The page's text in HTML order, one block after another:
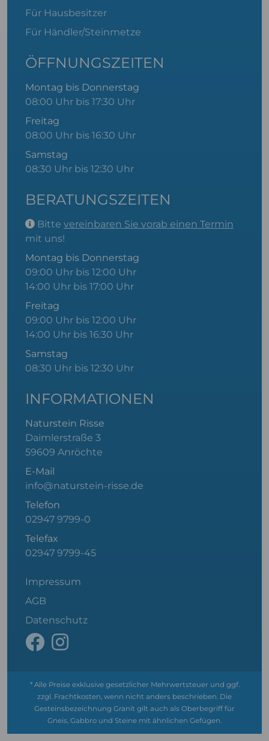
Für Hausbesitzer
Für Händler/Steinmetze
ÖFFNUNGSZEITEN
Montag bis Donnerstag
08:00 Uhr bis 17:30 Uhr
Freitag
08:00 Uhr bis 16:30 Uhr
Samstag
08:30 Uhr bis 12:30 Uhr
BERATUNGSZEITEN
Bitte vereinbaren Sie vorab einen Termin
mit uns!
Montag bis Donnerstag
09:00 Uhr bis 12:00 Uhr
14:00 Uhr bis 17:00 Uhr
Freitag
09:00 Uhr bis 12:00 Uhr
14:00 Uhr bis 16:30 Uhr
Samstag
08:30 Uhr bis 12:30 Uhr
INFORMATIONEN
Naturstein Risse
Daimlerstraße 3
59609 Anröchte
E-Mail
info@naturstein-risse.de
Telefon
02947 9799-0
Telefax
02947 9799-45
Impressum
AGB
Datenschutz
* Alle Preise exklusive gesetzlicher Mehrwertsteuer und ggf.
zzgl. Frachtkosten, wenn nicht anders beschrieben. Die
Gesteinsbezeichnung Granit gilt auch als Oberbegriff für
Gneis, Gabbro und Steine mit ähnlichen Gefügen.